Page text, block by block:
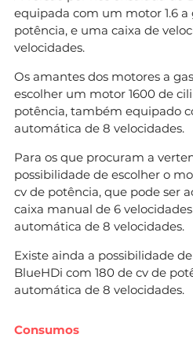
equipada com um motor 1.6 a
potência, e uma caixa de
velocidades.
Os amantes dos motores a
escolher um motor 1600 de
potência, também equipado
automática de 8 velocidades.
Para os que procuram a
possibilidade de escolher o
cv de potência, que pode ser
caixa manual de 6
automática de 8 velocidades.
Existe ainda a possibilidade
BlueHDi com 180 de cv de
automática de 8 velocidades.
Consumos